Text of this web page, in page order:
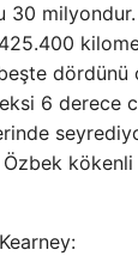
30 milyondur.
dördünü
eksi 6 derece
Özbek